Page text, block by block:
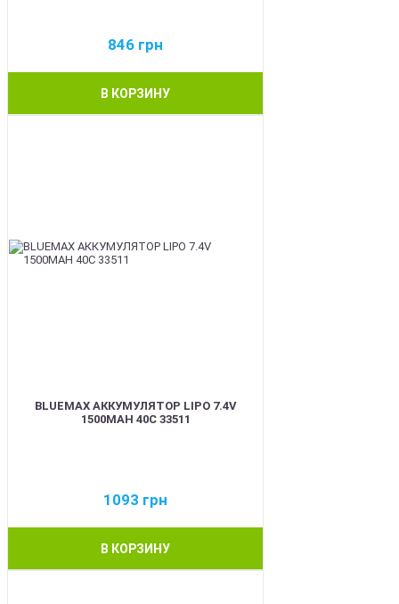
846 грн
В КОРЗИНУ
BLUEMAX АККУМУЛЯТОР LIPO 7.4V
1500MAH 40C 33511
1093 грн
В КОРЗИНУ